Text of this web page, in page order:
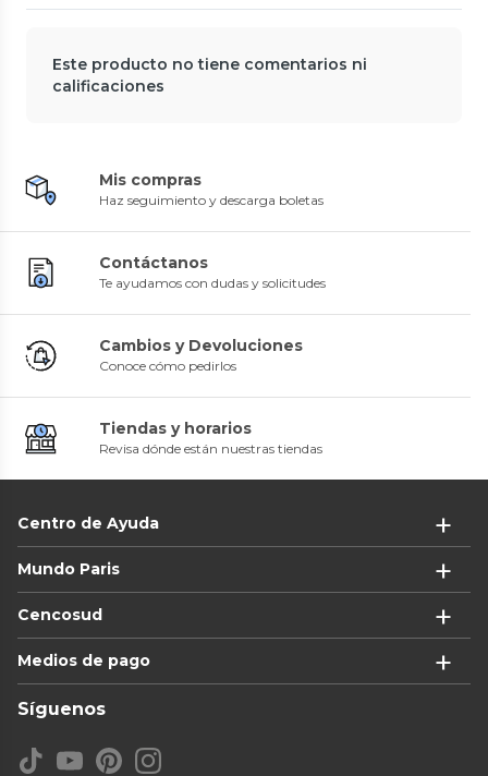
Este producto no tiene comentarios ni
calificaciones
Mis compras
Haz seguimiento y descarga boletas
Contáctanos
Te ayudamos con dudas y solicitudes
Cambios y Devoluciones
Conoce cómo pedirlos
Tiendas y horarios
Revisa dónde están nuestras tiendas
Centro de Ayuda
Mundo Paris
Cencosud
Medios de pago
Síguenos